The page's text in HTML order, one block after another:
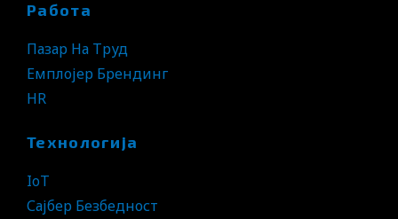
Работа
Пазар На Труд
Емплојер Брендинг
HR
Технологија
IoT
Сајбер Безбедност